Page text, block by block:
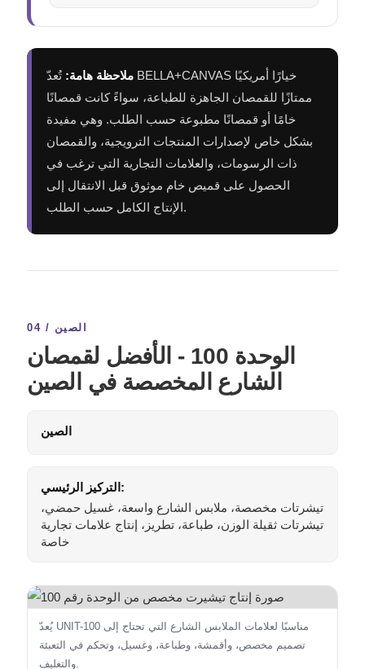
ملاحظة هامة: تُعدّ BELLA+CANVAS خيارًا أمريكيًا
ممتازًا للقمصان الجاهزة للطباعة، سواءً كانت قمصانًا
خامًا أو قمصانًا مطبوعة حسب الطلب. وهي مفيدة
بشكل خاص لإصدارات المنتجات الترويجية، والقمصان
ذات الرسومات، والعلامات التجارية التي ترغب في
الحصول على قميص خام موثوق قبل الانتقال إلى
الإنتاج الكامل حسب الطلب.
04 / الصين
الوحدة 100 - الأفضل لقمصان
الشارع المخصصة في الصين
الصين
التركيز الرئيسي:
تيشرتات مخصصة، ملابس الشارع واسعة، غسيل حمضي،
تيشرتات ثقيلة الوزن، طباعة، تطريز، إنتاج علامات تجارية
خاصة
يُعدّ UNIT-100 مناسبًا لعلامات الملابس الشارع التي تحتاج إلى
تصميم مخصص، وأقمشة، وطباعة، وغسيل، وتحكم في التعبئة
والتغليف.